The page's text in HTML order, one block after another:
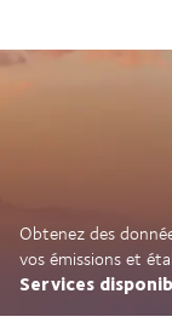
Obtenez des
vos émissions et
Services